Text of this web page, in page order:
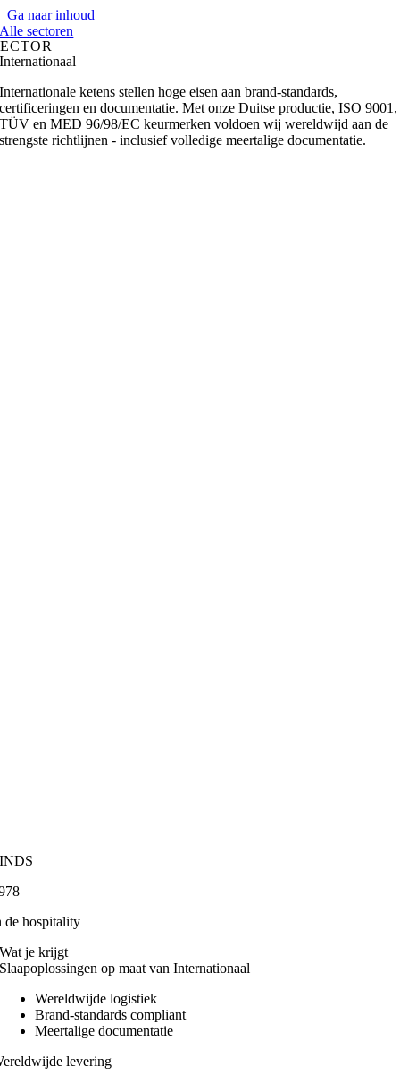
Ga naar inhoud
Alle sectoren
Internationaal
Internationale ketens stellen hoge eisen aan brand-standards,
certificeringen en documentatie. Met onze Duitse productie, ISO 9001,
TÜV en MED 96/98/EC keurmerken voldoen wij wereldwijd aan de
strengste richtlijnen - inclusief volledige meertalige documentatie.
de hospitality
Wat je krijgt
Slaapoplossingen op maat van Internationaal
Wereldwijde logistiek
Brand-standards compliant
Meertalige documentatie
levering